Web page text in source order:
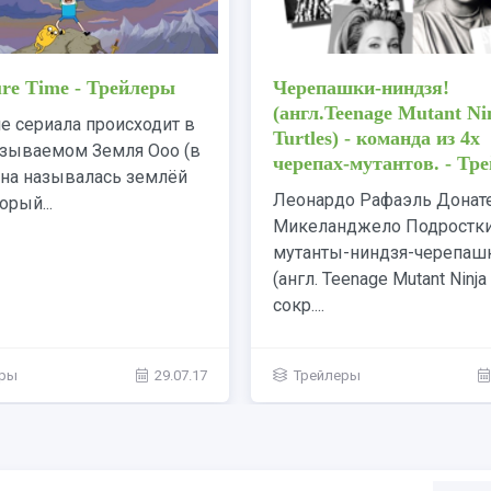
Джейка
- Режиссеры.
фото Биография
Джейк
звезда фильмов
режиссёры Режиссеры
10.08.17
Adventure Time -
Действие сериала
мире, называемом Земля
начале она называлась
Вуу), который...
Трейлеры